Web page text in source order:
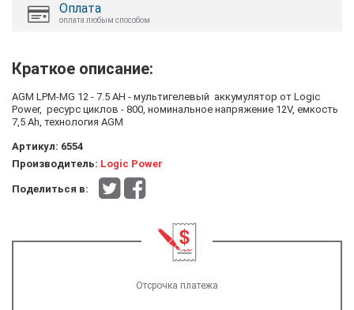
Оплата
оплата любым способом
Краткое описание:
AGM LPM-MG 12 - 7.5 AH - мультигелевый аккумулятор от Logic
Power, ресурс циклов - 800, номинальное напряжение 12V, емкость
7,5 Ah, технология AGM
Артикул: 6554
Производитель: Logic Power
Поделиться в:
Отсрочка платежа